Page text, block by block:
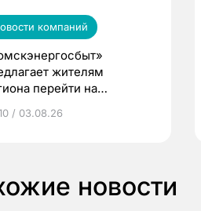
компаний
жителям
перейти на
призы
/ 03.08.26
новости